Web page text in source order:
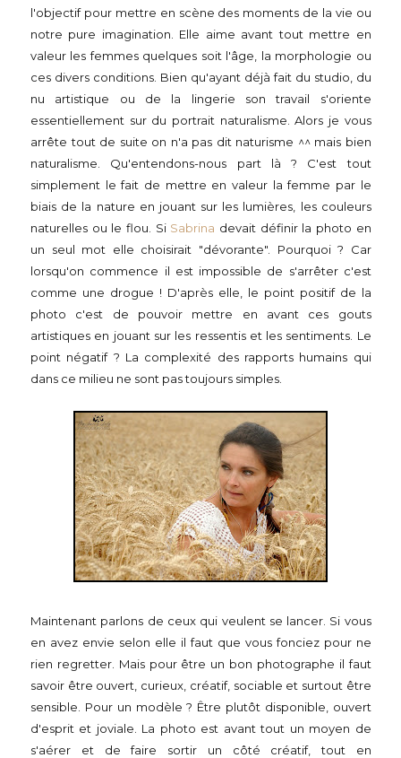
l'objectif pour mettre en scène des moments de la vie ou
notre pure imagination. Elle aime avant tout mettre en
valeur les femmes quelques soit l'âge, la morphologie ou
ces divers conditions. Bien qu'ayant déjà fait du studio, du
nu artistique ou de la lingerie son travail s'oriente
essentiellement sur du portrait naturalisme. Alors je vous
arrête tout de suite on n'a pas dit naturisme ^^ mais bien
naturalisme. Qu'entendons-nous part là ? C'est tout
simplement le fait de mettre en valeur la femme par le
biais de la nature en jouant sur les lumières, les couleurs
naturelles ou le flou. Si Sabrina devait définir la photo en
un seul mot elle choisirait "dévorante". Pourquoi ? Car
lorsqu'on commence il est impossible de s'arrêter c'est
comme une drogue ! D'après elle, le point positif de la
photo c'est de pouvoir mettre en avant ces gouts
artistiques en jouant sur les ressentis et les sentiments. Le
point négatif ? La complexité des rapports humains qui
dans ce milieu ne sont pas toujours simples.
Maintenant parlons de ceux qui veulent se lancer. Si vous
en avez envie selon elle il faut que vous fonciez pour ne
rien regretter. Mais pour être un bon photographe il faut
savoir être ouvert, curieux, créatif, sociable et surtout être
sensible. Pour un modèle ? Être plutôt disponible, ouvert
d'esprit et joviale. La photo est avant tout un moyen de
s'aérer et de faire sortir un côté créatif, tout en